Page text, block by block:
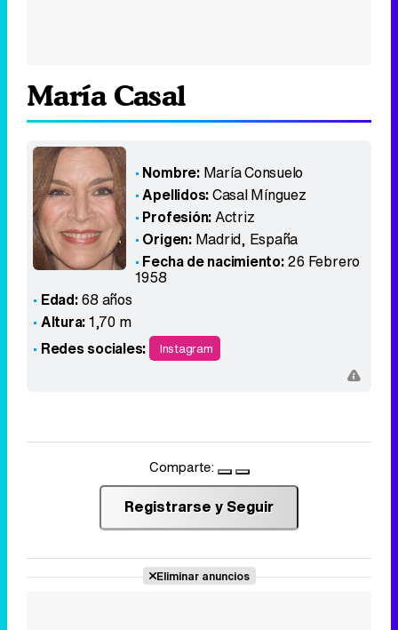
María Casal
Nombre: María Consuelo
Apellidos:Casal Mínguez
Profesión:Actriz
Origen: Madrid, España
Fecha de nacimiento:26 Febrero
1958
Edad:68 años
Altura:1,70 m
Redes sociales:
Instagram
Comparte:
Registrarse y Seguir
Eliminar anuncios